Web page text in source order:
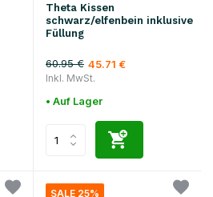
Theta Kissen
schwarz/elfenbein inklusive
Füllung
60.95 € 45.71 €
Inkl. MwSt.
• Auf Lager
SALE 25%